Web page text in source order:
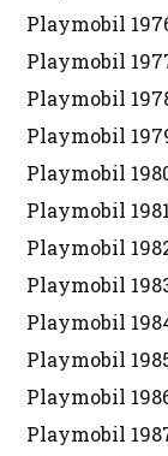
Playmobil
Playmobil
Playmobil
Playmobil
Playmobil
Playmobil 1981
Playmobil
Playmobil
Playmobil
Playmobil
Playmobil
Playmobil